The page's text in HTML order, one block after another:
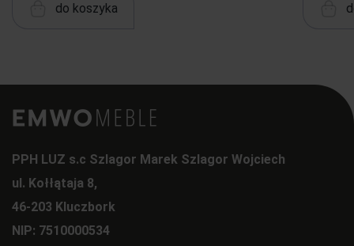
do koszyka
PPH LUZ s.c Szlagor Marek Szlagor Wojciech
ul. Kołłątaja 8,
46-203 Kluczbork
NIP: 7510000534